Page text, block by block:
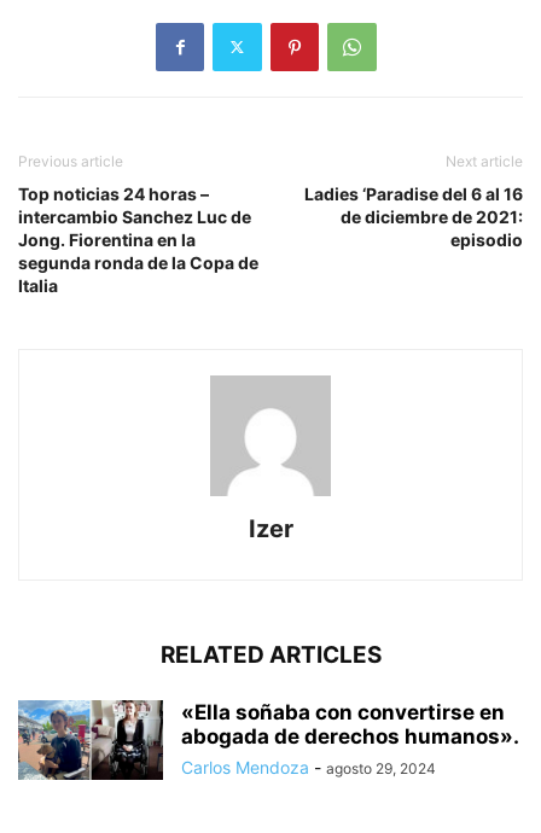
Previous article
Top noticias 24 horas –
intercambio Sanchez Luc de
Jong. Fiorentina en la
segunda ronda de la Copa de
Italia
Next article
Ladies ‘Paradise del 6 al 16
de diciembre de 2021:
episodio
Izer
RELATED ARTICLES
«Ella soñaba con convertirse en
abogada de derechos humanos».
Carlos Mendoza - agosto 29, 2024